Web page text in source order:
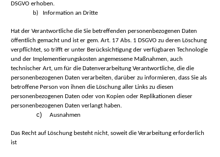
DSGVO erhoben.
b) Information an Dritte
Hat der Verantwortliche die Sie betreffenden personenbezogenen Daten
öffentlich gemacht und ist er gem. Art. 17 Abs. 1 DSGVO zu deren Löschung
verpflichtet, so trifft er unter Berücksichtigung der verfügbaren Technologie
und der Implementierungskosten angemessene Maßnahmen, auch
technischer Art, um für die Datenverarbeitung Verantwortliche, die die
personenbezogenen Daten verarbeiten, darüber zu informieren, dass Sie als
betroffene Person von ihnen die Löschung aller Links zu diesen
personenbezogenen Daten oder von Kopien oder Replikationen dieser
personenbezogenen Daten verlangt haben.
c)Ausnahmen
Das Recht auf Löschung besteht nicht, soweit die Verarbeitung erforderlich
ist